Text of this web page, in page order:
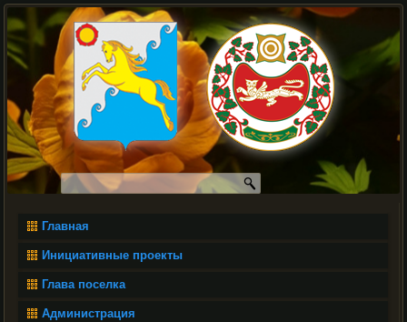
Главная
Инициативные проекты
Глава поселка
Администрация